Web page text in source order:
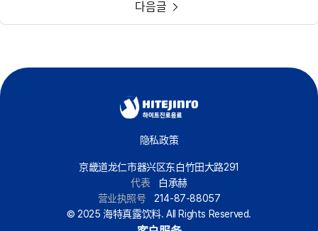
다음글
隐私政策
京畿道龙仁市器兴区东白竹田大路291
代表
白承赫
营业执照号
214-87-88057
© 2025 海特真露饮料. All Rights Reserved.